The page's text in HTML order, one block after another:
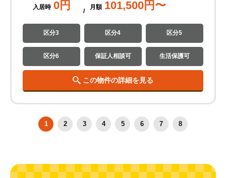
入居時 0円 月額 101,500円〜
区分3 区分4 区分5
区分6 保証人相談可 生活保護可
この物件の詳細を見る
1 2 3 4 5 6 7 8